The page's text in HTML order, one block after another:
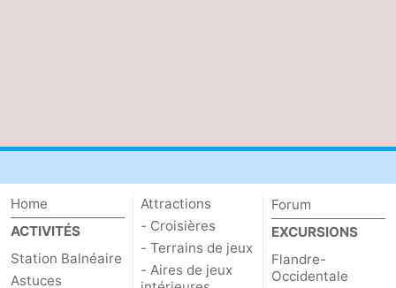
Home
ACTIVITÉS
Station Balnéaire
Astuces
Attractions
- Croisières
- Terrains de jeux
- Aires de jeux
Forum
EXCURSIONS
Flandre-
Occidentale